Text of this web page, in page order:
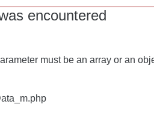
encountered
must be an array or an
encountered
must be an array or an